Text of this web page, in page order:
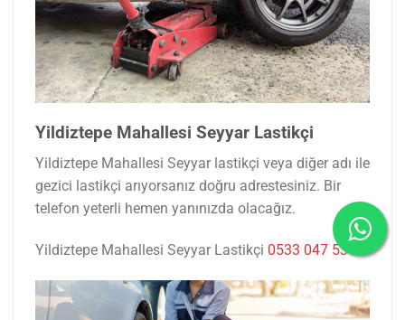
Yildiztepe Mahallesi Seyyar Lastikçi
Yildiztepe Mahallesi Seyyar lastikçi veya diğer adı ile
gezici lastikçi arıyorsanız doğru adrestesiniz. Bir
telefon yeterli hemen yanınızda olacağız.
Yildiztepe Mahallesi Seyyar Lastikçi 0533 047 53 77